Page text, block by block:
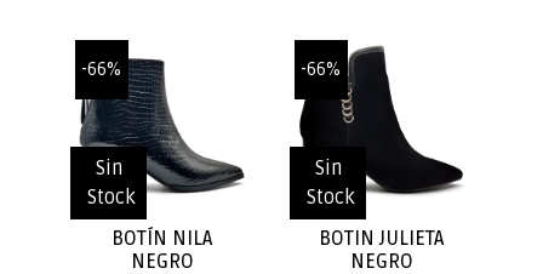
-66%
Sin
Stock
BOTÍN NILA
NEGRO
-66%
Sin
Stock
BOTIN JULIETA
NEGRO